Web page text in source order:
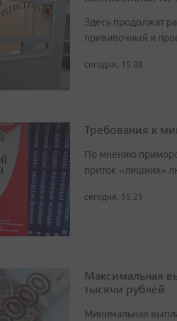
Здесь продолжат
прививочный и
сегодня, 15:08
Требования к
По мнению
приток «лишних»
сегодня, 15:21
Максимальная
тысячи рублей
Минимальная